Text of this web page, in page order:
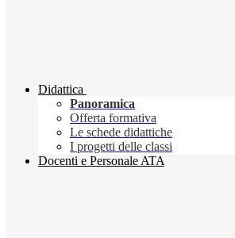
Didattica
Panoramica
Offerta formativa
Le schede didattiche
I progetti delle classi
Docenti e Personale ATA